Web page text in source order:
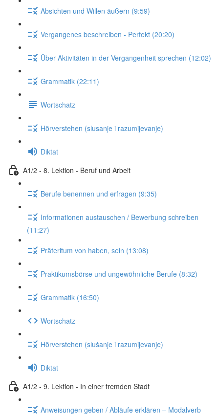
Absichten und Willen äußern (9:59)
Vergangenes beschreiben - Perfekt (20:20)
Über Aktivitäten in der Vergangenheit sprechen (12:02)
Grammatik (22:11)
Wortschatz
Hörverstehen (slusanje i razumijevanje)
Diktat
A1/2 - 8. Lektion - Beruf und Arbeit
Berufe benennen und erfragen (9:35)
Informationen austauschen / Bewerbung schreiben
(11:27)
Präteritum von haben, sein (13:08)
Praktikumsbörse und ungewöhnliche Berufe (8:32)
Grammatik (16:50)
Wortschatz
Hörverstehen (slušanje i razumijevanje)
Diktat
A1/2 - 9. Lektion - In einer fremden Stadt
Anweisungen geben / Abläufe erklären – Modalverb